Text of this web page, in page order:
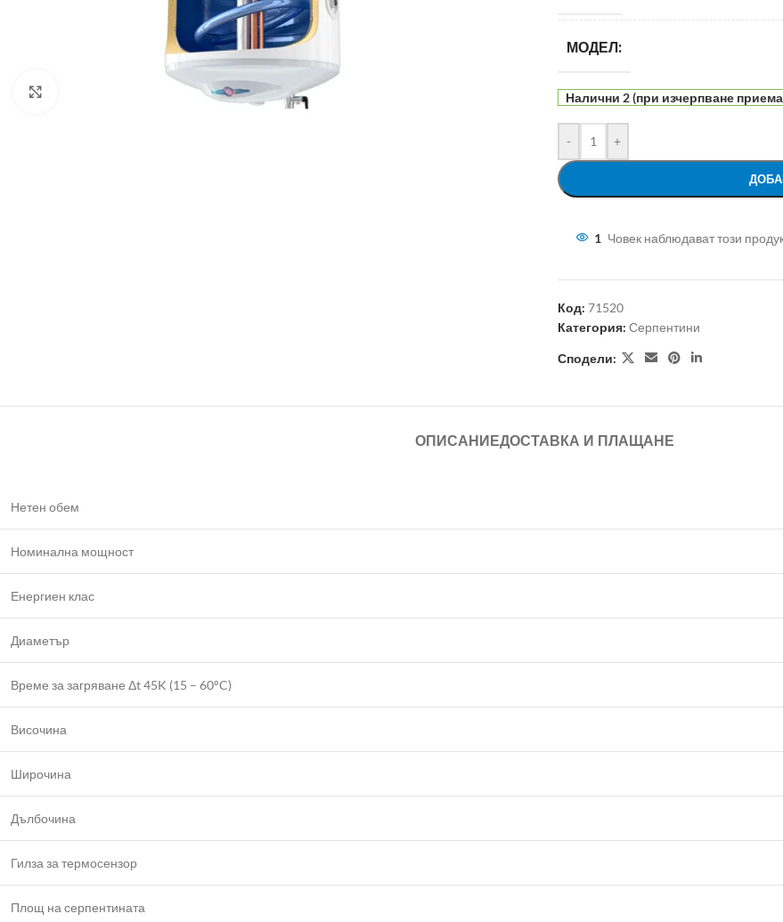
МОДЕЛ:
Налични 2 (при изчерпване
- +
1 Човек наблюдават този
Код: 71520
Категория: Серпентини
Сподели:
ОПИСАНИЕДОСТАВКА И ПЛАЩАНЕ
Нетен обем
Номинална мощност
Енергиен клас
Диаметър
Време за загряване Δt 45K (15 – 60°C)
Височина
Широчина
Дълбочина
Гилза за термосензор
Площ на серпентината